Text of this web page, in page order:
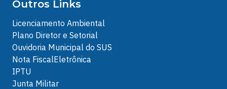
Outros Links
Licenciamento Ambiental
Plano Diretor e Setorial
Ouvidoria Municipal do SUS
Nota FiscalEletrônica
IPTU
Junta Militar